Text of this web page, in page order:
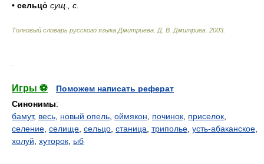
• сельцо́ сущ. с.
Толковый словарь русского языка Дмитриева Д. В. Дмитриев. 2003
Игры ⚽
Поможем написать реферат
Синонимы:
бамут, весь новый опель оймякон починок приселок
селение селище сельцо станица триполье усть-абаканское
холуй хуторок ыб